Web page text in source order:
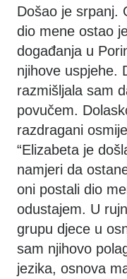
Došao je srpanj.
dio mene ostao
događanja u
njihove uspjehe.
razmišljala sam
povučem.
razdragani
“Elizabeta je
namjeri da
oni postali dio
odustajem. U
grupu djece u
sam njihovo
jezika, osnova